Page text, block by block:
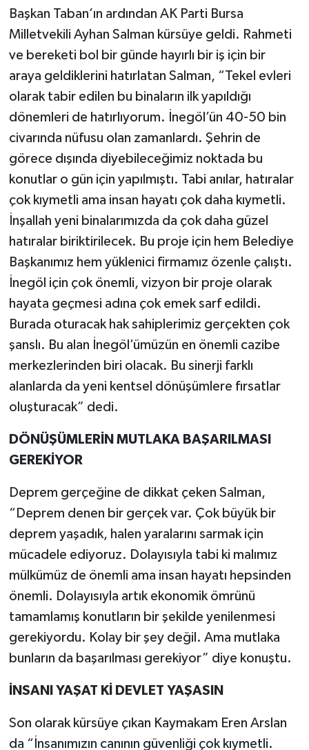
Başkan Taban’ın ardından AK Parti Bursa
Milletvekili Ayhan Salman kürsüye geldi. Rahmeti
ve bereketi bol bir günde hayırlı bir iş için bir
araya geldiklerini hatırlatan Salman, “Tekel evleri
olarak tabir edilen bu binaların ilk yapıldığı
dönemleri de hatırlıyorum. İnegöl’ün 40-50 bin
civarında nüfusu olan zamanlardı. Şehrin de
görece dışında diyebileceğimiz noktada bu
konutlar o gün için yapılmıştı. Tabi anılar, hatıralar
çok kıymetli ama insan hayatı çok daha kıymetli.
İnşallah yeni binalarımızda da çok daha güzel
hatıralar biriktirilecek. Bu proje için hem Belediye
Başkanımız hem yüklenici firmamız özenle çalıştı.
İnegöl için çok önemli, vizyon bir proje olarak
hayata geçmesi adına çok emek sarf edildi.
Burada oturacak hak sahiplerimiz gerçekten çok
şanslı. Bu alan İnegöl’ümüzün en önemli cazibe
merkezlerinden biri olacak. Bu sinerji farklı
alanlarda da yeni kentsel dönüşümlere fırsatlar
oluşturacak” dedi.
DÖNÜŞÜMLERİN MUTLAKA BAŞARILMASI
GEREKİYOR
Deprem gerçeğine de dikkat çeken Salman,
“Deprem denen bir gerçek var. Çok büyük bir
deprem yaşadık, halen yaralarını sarmak için
mücadele ediyoruz. Dolayısıyla tabi ki malımız
mülkümüz de önemli ama insan hayatı hepsinden
önemli. Dolayısıyla artık ekonomik ömrünü
tamamlamış konutların bir şekilde yenilenmesi
gerekiyordu. Kolay bir şey değil. Ama mutlaka
bunların da başarılması gerekiyor” diye konuştu.
İNSANI YAŞAT Kİ DEVLET YAŞASIN
Son olarak kürsüye çıkan Kaymakam Eren Arslan
da “İnsanımızın canının güvenliği çok kıymetli.